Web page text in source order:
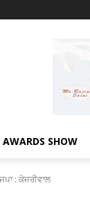
AWARDS SHOW
: ਕੇਜਰੀਵਾਲ